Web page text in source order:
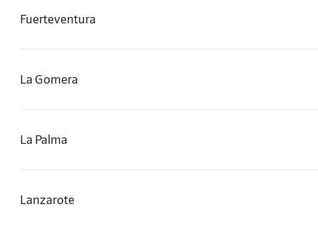
Fuerteventura
La Gomera
La Palma
Lanzarote